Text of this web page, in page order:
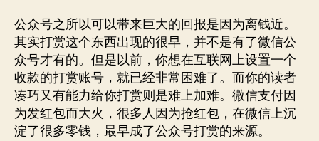
公众号之所以可以带来巨大的回报是因为离钱近。
其实打赏这个东西出现的很早，并不是有了微信公
众号才有的。但是以前，你想在互联网上设置一个
收款的打赏账号，就已经非常困难了。而你的读者
凑巧又有能力给你打赏则是难上加难。微信支付因
为发红包而大火，很多人因为抢红包，在微信上沉
淀了很多零钱，最早成了公众号打赏的来源。